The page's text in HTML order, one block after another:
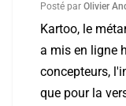
Posté par Olivier
Kartoo, le
a mis en ligne
concepteurs,
que pour la